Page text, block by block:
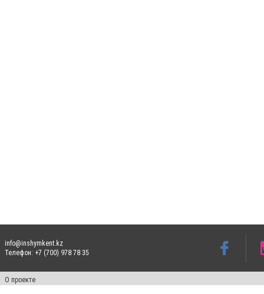
info@inshymkent.kz
Телефон: +7 (700) 978 78 35
О проекте